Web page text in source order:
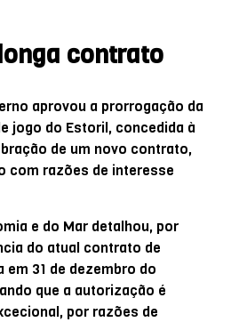
contrato
aprovou a prorrogação da
jogo do Estoril, concedida à
de um novo contrato,
com razões de interesse
e do Mar detalhou, por
do atual contrato de
31 de dezembro do
que a autorização é
por razões de